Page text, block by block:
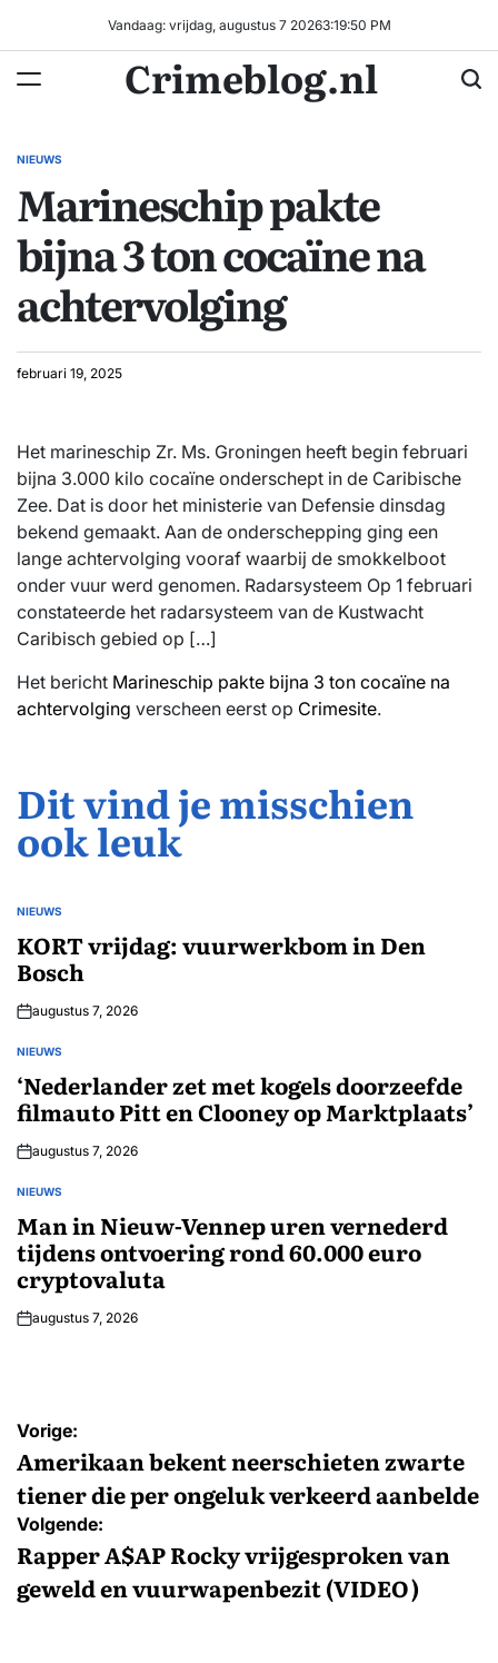
inhoud
Vandaag: vrijdag, augustus 7 20263:19:50 PM
Crimeblog.nl
GEPLAATST
NIEUWS
Marineschip pakte
bijna 3 ton cocaïne na
achtervolging
februari 19, 2025
Het marineschip Zr. Ms. Groningen heeft begin februari
bijna 3.000 kilo cocaïne onderschept in de Caribische
Zee. Dat is door het ministerie van Defensie dinsdag
bekend gemaakt. Aan de onderschepping ging een
lange achtervolging vooraf waarbij de smokkelboot
onder vuur werd genomen. Radarsysteem Op 1 februari
constateerde het radarsysteem van de Kustwacht
Caribisch gebied op […]
Het bericht Marineschip pakte bijna 3 ton cocaïne na
achtervolging verscheen eerst op Crimesite.
Dit vind je misschien
ook leuk
GEPLAATST
NIEUWS
KORT vrijdag: vuurwerkbom in Den
Bosch
augustus 7, 2026
GEPLAATST
IN
NIEUWS
‘Nederlander zet met kogels doorzeefde
filmauto Pitt en Clooney op Marktplaats’
augustus 7, 2026
GEPLAATST
NIEUWS
Man in Nieuw-Vennep uren vernederd
tijdens ontvoering rond 60.000 euro
cryptovaluta
augustus 7, 2026
Bericht
navigatie
Vorige:
Amerikaan bekent neerschieten zwarte
tiener die per ongeluk verkeerd aanbelde
Volgende:
Rapper A$AP Rocky vrijgesproken van
geweld en vuurwapenbezit (VIDEO)